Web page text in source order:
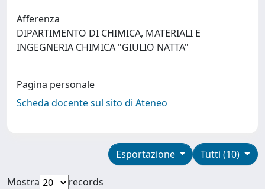
Afferenza
DIPARTIMENTO DI CHIMICA, MATERIALI E
INGEGNERIA CHIMICA "GIULIO NATTA"
Pagina personale
Scheda docente sul sito di Ateneo
Tutti (10)
Esportazione
Mostra
records